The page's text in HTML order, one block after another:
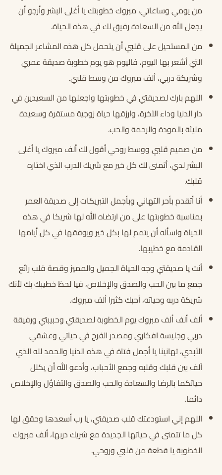
من يومي وساعاتي، مبروك خطوبتك يا أغلى البشر وأرجو أن
يجعل الله من السعادة رفيق لك في هذه الحياة.
من المستحيل على قلبي أن يتحمل كل هذه المشاعر الجميلة
التي أشعر بها اليوم، فاليوم هو يوم خطوبة صديقة عمري
وشريكة دربي، ألف مبروك من وسط قلبي.
اللهم بارك لصديقتي في خطوبتها واجعلها من السعيدين في
دار الدنيا وداء الآخرة، وارزقها حياة زوجية مستقرة وسعيدة
مليئة بالمودة والرحمة والحب.
من صميم قلبي ووسط روحي أقول لك ألف مبروك يا أغلى
البشر لدي، أتمنى لك كل خير مع شريك الدرب الذي اختاره
قلبك.
أنا أتقدم بأحر التهاني وبأجمل التبريكات إلى صديقة العمر
بمناسبة خطوبتها على من ارتضاه الله لها شريكا في هذه
الحياة واسأله أن يتمم لها بكل خير ويوفقها في كل أيامها
القادمة مع خطيبها.
أنت يا صديقتي وجه الحياة الجميل والمميز وقصة قلب رائع
جمع ما بين الحب والصدق والإخلاص، فيا لحظ خطيبك بك لأنك
شريكة دربه وحياته، أحبك كثيرا ألف مبروك.
ألف ألف ألف مبروك يوم الخطوبة لصديقتي وحبيبتي ورفيقة
دربي وجليسة افكاري ومصدر الفرح في حياتي وعشقي
الأبدي، تهانينا يا أجمل فتاة في هذه الدنيا والحمد لله الذي
آلف بين قلبك وقلبه وجمع الأحباب، وأدعو الله أن يكلل
حياتكما بالرضا والسعادة والحب والصدق والتفاؤل والإخلاص
دائما.
اللهم إني استودعتك قلب صديقتي، يا رب أسعدها وحقق لها
كل ما تتمنى في حياتها الجديدة مع شريك دربها، ألف مبروك
الخطوبة يا قطعة من قلبي وروحي.